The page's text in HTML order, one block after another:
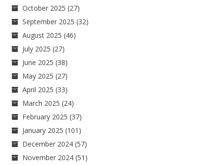
October 2025 (27)
September 2025 (32)
August 2025 (46)
July 2025 (27)
June 2025 (38)
May 2025 (27)
April 2025 (33)
March 2025 (24)
February 2025 (37)
January 2025 (101)
December 2024 (57)
November 2024 (51)